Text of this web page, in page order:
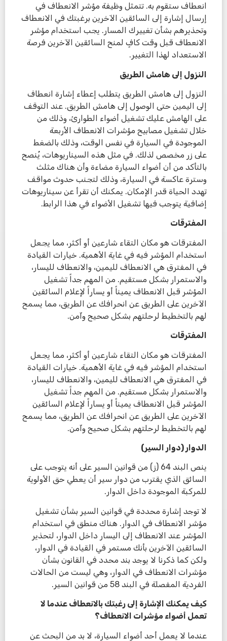
انعطاف ستقوم به. تتمثل وظيفة مؤشر الانعطاف في
إرسال إشارة إلى السائقين الآخرين برغبتك في الانعطاف
وتحذيرهم بشأن تغييرك المسار. يجب استخدام مؤشر
الانعطاف قبل وقت كافٍ لمنح السائقين الآخرين فرصة
الاستعداد لهذا التغيير.
النزول إلى هامش الطريق
النزول إلى هامش الطريق يتطلب إعطاء إشارة انعطاف
إلى اليمين حتى الوصول إلى هامش الطريق. عند التوقف
على الهامش عليك تشغيل أضواء الطوارئ، وذلك من
خلال تشغيل مصابيح مؤشرات الانعطاف الأربعة
الموجودة في السيارة في نفس الوقت، وذلك بالضغط
على زر مخصص لذلك. في مثل هذه السيناريوهات، يُنصح
بالتأكد من أن أضواء السيارة مضاءة وأن هناك مثلث
وسترة عاكسة في السيارة، وذلك لتجنب حدوث مواقف
تهدد الحياة قدر الإمكان. يمكنك أن تقرأ عن سيناريوهات
إضافية يتوجب فيها تشغيل الأضواء في هذا الرابط.
المفترقات
المفترقات هو مكان التقاء شارعين أو أكثر، مما يجعل
استخدام المؤشر فيه في غاية الأهمية. خيارات القيادة
في المفترق هي الانعطاف لليمين، والانعطاف لليسار،
والاستمرار بشكل مستقيم. من المهم جداً تشغيل
المؤشر قبل الانعطاف يميناً أو يساراً لإعلام السائقين
الآخرين على الطريق عن انحرافك عن الطريق، مما يسمح
لهم بالتخطيط لرحلتهم بشكل صحيح وآمن.
المفترقات
المفترقات هو مكان التقاء شارعين أو أكثر، مما يجعل
استخدام المؤشر فيه في غاية الأهمية. خيارات القيادة
في المفترق هي الانعطاف لليمين، والانعطاف لليسار،
والاستمرار بشكل مستقيم. من المهم جداً تشغيل
المؤشر قبل الانعطاف يميناً أو يساراً لإعلام السائقين
الآخرين على الطريق عن انحرافك عن الطريق، مما يسمح
لهم بالتخطيط لرحلتهم بشكل صحيح وآمن.
الدوار (دوار السير)
ينص البند 64 (ز) من قوانين السير على أنه يتوجب على
السائق الذي يقترب من دوار سير أن يعطي حق الأولوية
للمركبة الموجودة داخل الدوار.
لا توجد إشارة محددة في قوانين السير بشأن تشغيل
مؤشر الانعطاف في الدوار. هناك منطق في استخدام
المؤشر عند الانعطاف إلى اليسار داخل الدوار، لتحذير
السائقين الآخرين بأنك مستمر في القيادة في الدوار،
ولكن كما ذكرنا لا يوجد بند محدد في القانون بشأن
مؤشرات الانعطاف في الدوار، وهي ليست من الحالات
الفردية المفصلة في البند 58 من قوانين السير.
كيف يمكنك الإشارة إلى رغبتك بالانعطاف عندما لا
تعمل أضواء مؤشرات الانعطاف؟
عندما لا يعمل أحد أضواء السيارة، لا بد من البحث عن